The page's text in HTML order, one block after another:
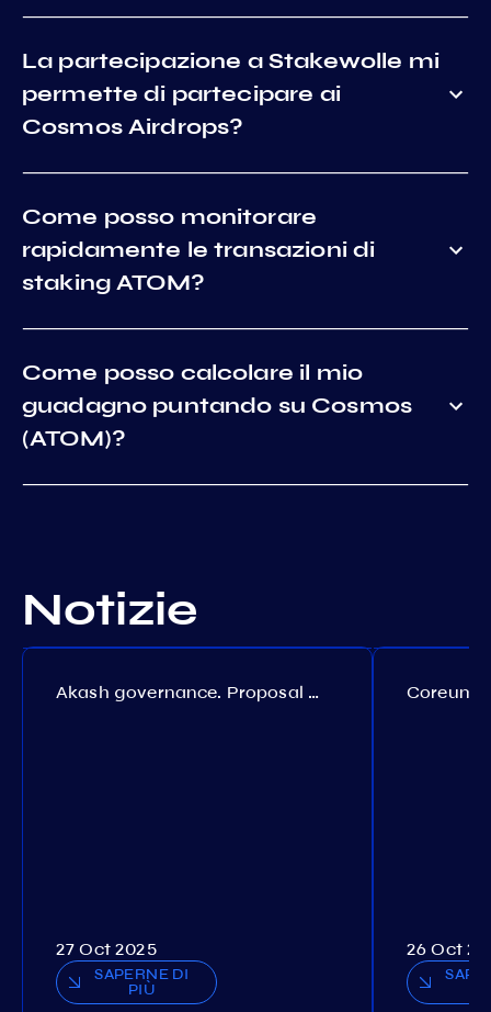
La partecipazione a Stakewolle mi
permette di partecipare ai
Cosmos Airdrops?
Come posso monitorare
rapidamente le transazioni di
staking ATOM?
Come posso calcolare il mio
guadagno puntando su Cosmos
(ATOM)?
Notizie
Akash governance. Proposal №308
27 Oct 2025
SAPERNE DI
PIÙ
26 Oct